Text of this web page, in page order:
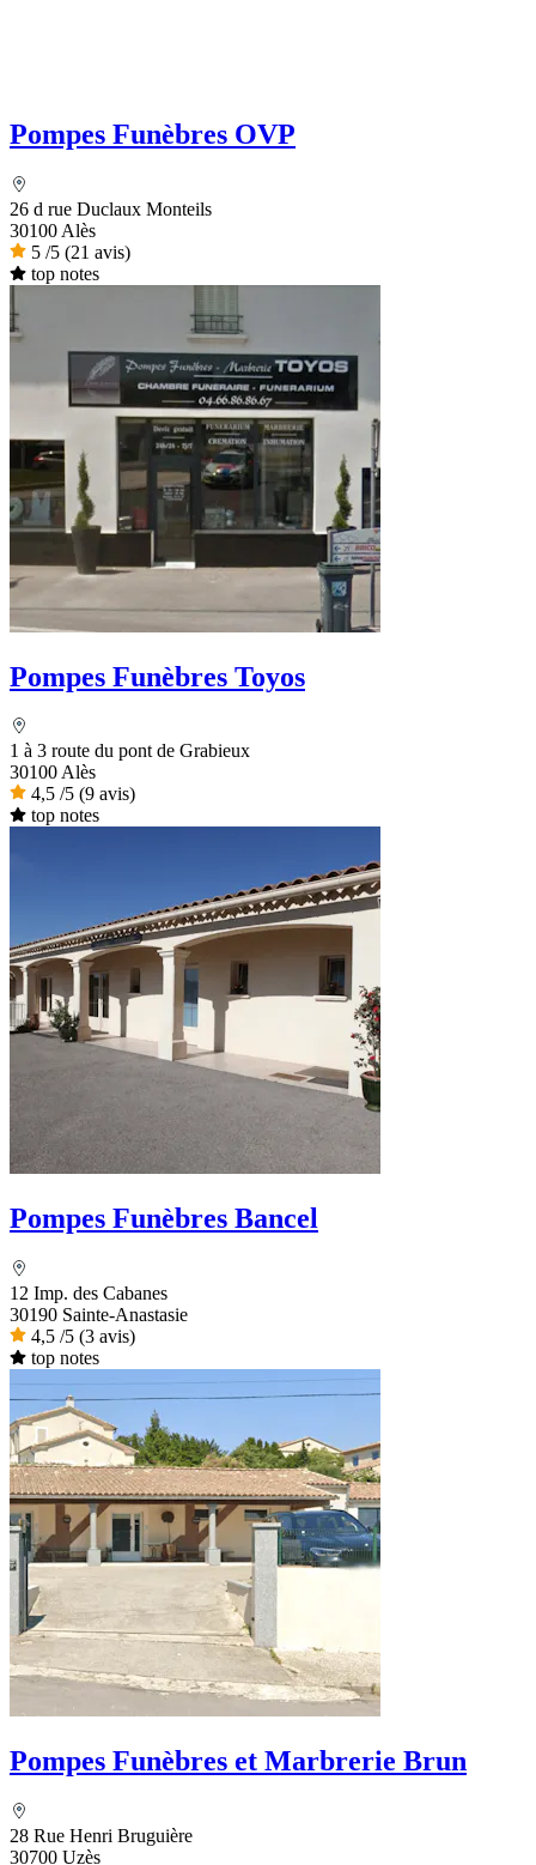
Pompes Funèbres OVP
26 d rue Duclaux Monteils
30100 Alès
5 /5 (21 avis)
top notes
Pompes Funèbres Toyos
1 à 3 route du pont de Grabieux
30100 Alès
4,5 /5 (9 avis)
top notes
Pompes Funèbres Bancel
12 Imp. des Cabanes
30190 Sainte-Anastasie
4,5 /5 (3 avis)
top notes
Pompes Funèbres et Marbrerie Brun
28 Rue Henri Bruguière
30700 Uzès